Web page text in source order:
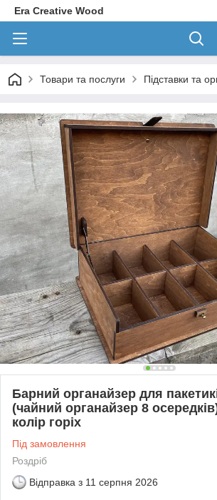
Era Creative Wood
Товари та послуги Підставки та
Барний органайзер для
(чайний органайзер 8
колір горіх
Під замовлення
Роздріб
Відправка з 11 серпня 2026